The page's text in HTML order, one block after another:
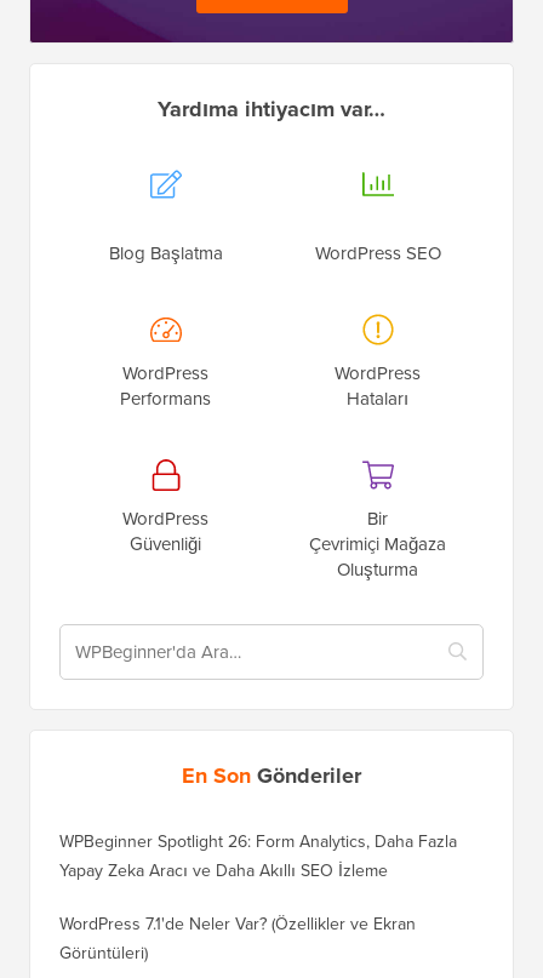
Yardıma ihtiyacım var…
Blog Başlatma WordPress SEO
WordPress
Performans
WordPress
Hataları
WordPress
Güvenliği
Bir
Çevrimiçi Mağaza
Oluşturma
En SonGönderiler
WPBeginner Spotlight 26: Form Analytics, Daha Fazla
Yapay Zeka Aracı ve Daha Akıllı SEO İzleme
WordPress 7.1'de Neler Var? (Özellikler ve Ekran
Görüntüleri)